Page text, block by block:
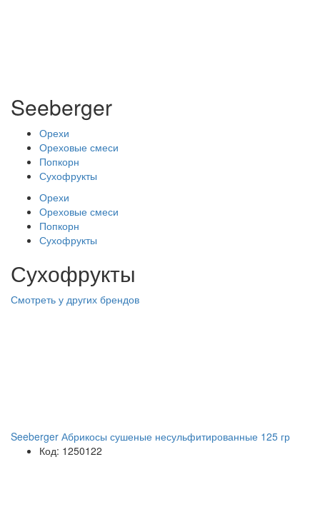
Seeberger
Орехи
Ореховые смеси
Попкорн
Сухофрукты
Орехи
Ореховые смеси
Попкорн
Сухофрукты
Сухофрукты
Смотреть у других брендов
Seeberger Абрикосы сушеные несульфитированные 125 гр
Код: 1250122